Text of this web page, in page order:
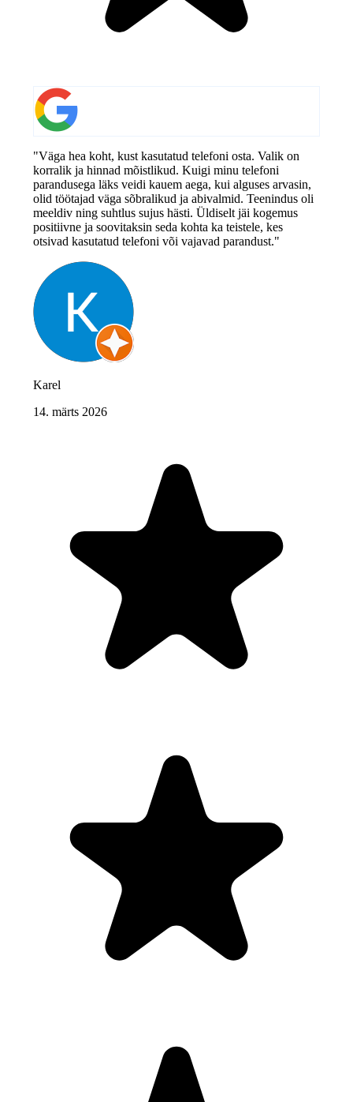
"Väga hea koht, kust kasutatud telefoni osta. Valik on
korralik ja hinnad mõistlikud. Kuigi minu telefoni
parandusega läks veidi kauem aega, kui alguses arvasin,
olid töötajad väga sõbralikud ja abivalmid. Teenindus oli
meeldiv ning suhtlus sujus hästi. Üldiselt jäi kogemus
positiivne ja soovitaksin seda kohta ka teistele, kes
otsivad kasutatud telefoni või vajavad parandust."
Karel
14. märts 2026